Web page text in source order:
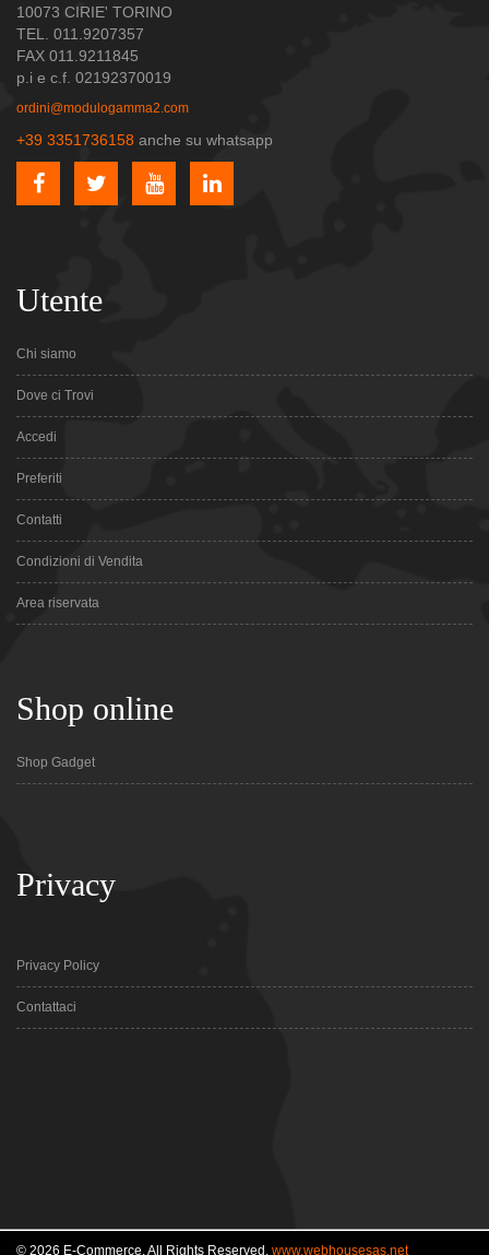
10073 CIRIE' TORINO
TEL. 011.9207357
FAX 011.9211845
p.i e c.f. 02192370019
ordini@modulogamma2.com
+39 3351736158 anche su whatsapp
Utente
Chi siamo
Dove ci Trovi
Accedi
Preferiti
Contatti
Condizioni di Vendita
Area riservata
Shop online
Shop Gadget
Privacy
Privacy Policy
Contattaci
© 2026 E-Commerce. All Rights Reserved. www.webhousesas.net